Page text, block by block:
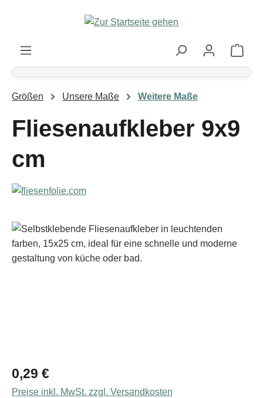
Zum Hauptinhalt springen
Größen Unsere Maße Weitere Maße
Fliesenaufkleber 9x9
cm
Bildergalerie überspringen
Regulärer Preis:
0,29 €
Preise inkl. MwSt. zzgl. Versandkosten